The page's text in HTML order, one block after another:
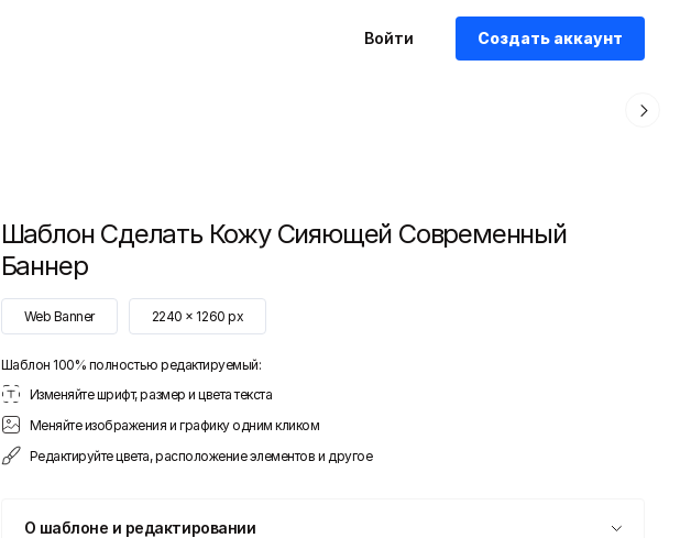
Войти Создать аккаунт
Шаблон Сделать Кожу Сияющей Современный
Баннер
Web Banner 2240 x 1260 px
Шаблон 100% полностью редактируемый:
Изменяйте шрифт, размер и цвета текста
Меняйте изображения и графику одним кликом
Редактируйте цвета, расположение элементов и другое
О шаблоне и редактировании